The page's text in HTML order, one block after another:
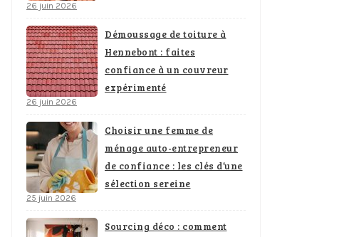
26 juin 2026
Démoussage de toiture à
Hennebont : faites
confiance à un couvreur
expérimenté
26 juin 2026
Choisir une femme de
ménage auto-entrepreneur
de confiance : les clés d’une
sélection sereine
25 juin 2026
Sourcing déco : comment